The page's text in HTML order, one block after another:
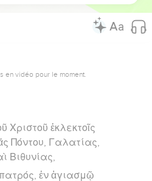
en vidéo pour le moment.
Χριστοῦ ἐκλεκτοῖς
Πόντου, Γαλατίας,
Βιθυνίας,
ἐν ἁγιασμῷ